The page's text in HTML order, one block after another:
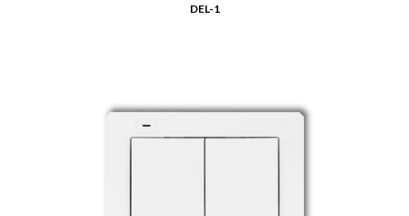
DEL-1